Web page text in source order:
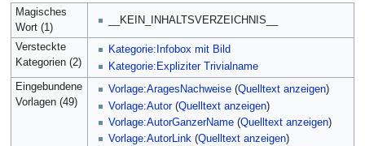
Magisches
Wort (1)
__KEIN_INHALTSVERZEICHNIS__
Versteckte
Kategorien (2)
Kategorie:Infobox mit Bild
Kategorie:Expliziter Trivialname
Eingebundene
Vorlagen (49)
Vorlage:AragesNachweise (Quelltext anzeigen)
Vorlage:Autor(Quelltext anzeigen)
Vorlage:AutorGanzerName (Quelltext anzeigen)
Vorlage:AutorLink (Quelltext anzeigen)